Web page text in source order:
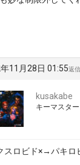
11月28日 01:55返信
kusakabe
キーマスター
スロビド×→パキロ